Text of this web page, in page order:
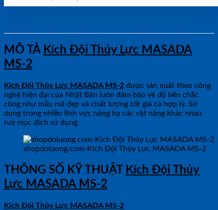
MÔ TẢ Kích Đội Thủy Lực MASADA
MS-2
Kích Đội Thủy Lực MASADA MS-2 được sản xuất theo công
nghệ hiện đại của Nhật Bản luôn đảm bảo về độ bền chắc
cũng như mẫu mã đẹp và chất lượng tốt giá cả hợp lý. Sử
dụng trong nhiều lĩnh vực nâng hạ các vật nặng khác nhau
tuỳ mục đích sử dụng.
shopdoluong.com-Kích Đội Thủy Lực MASADA MS-2
THÔNG SỐ KỸ THUẬT Kích Đội Thủy
Lực MASADA MS-2
Kích Đội Thủy Lực MASADA MS-2